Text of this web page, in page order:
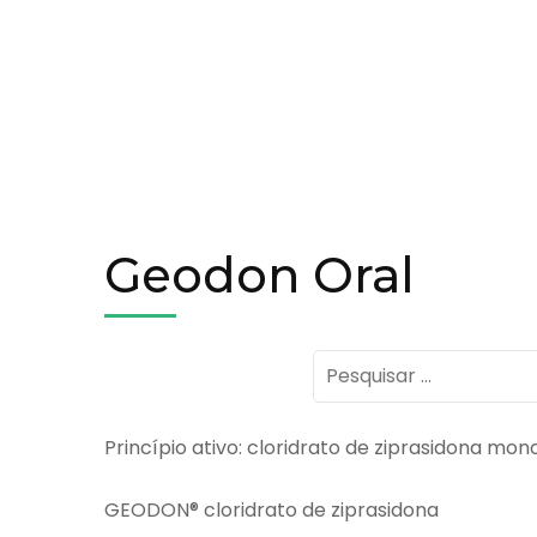
Geodon Oral
Pesquisar
por:
Princípio ativo: cloridrato de ziprasidona
GEODON® cloridrato de ziprasidona